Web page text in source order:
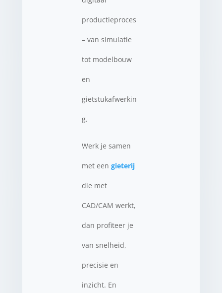
productieproces
– van simulatie
tot modelbouw
en
gietstukafwerkin
g.
Werk je samen
met een gieterij
die met
CAD/CAM werkt,
dan profiteer je
van snelheid,
precisie en
inzicht. En